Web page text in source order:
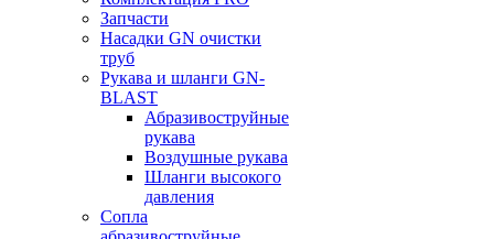
Запчасти
Насадки GN очистки
труб
Рукава и шланги GN-
BLAST
Абразивоструйные
рукава
Воздушные рукава
Шланги высокого
давления
Сопла